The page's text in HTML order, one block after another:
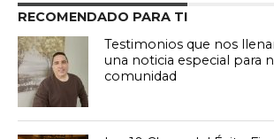
RECOMENDADO PARA TI
Testimonios que nos
una noticia especial para
comunidad